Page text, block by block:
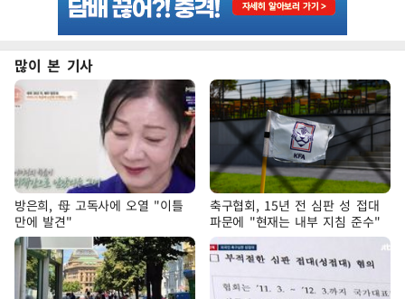
많이 본 기사
방은희, 母 고독사에 오열 "이틀
만에 발견"
축구협회, 15년 전 심판 성 접대
파문에 "현재는 내부 지침 준수"